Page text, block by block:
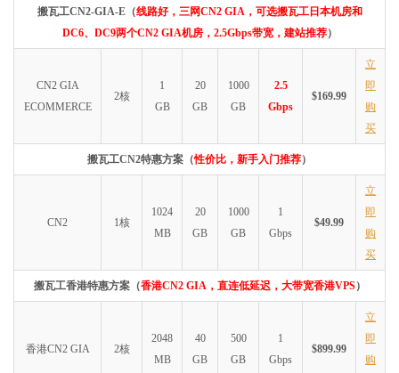
搬瓦工CN2-GIA-E（线路好，三网CN2 GIA，可选搬瓦工日本机房和
DC6、DC9两个CN2 GIA机房，2.5Gbps带宽，建站推荐）
CN2 GIA
ECOMMERCE
2核
1
GB
20
GB
1000
GB
2.5
Gbps
$169.99
立
即
购
买
搬瓦工CN2特惠方案（性价比，新手入门推荐）
CN2 1核
1024
MB
20
GB
1000
GB
1
Gbps
$49.99
立
即
购
买
搬瓦工香港特惠方案（香港CN2 GIA，直连低延迟，大带宽香港VPS）
香港CN2 GIA 2核
2048
MB
40
GB
500
GB
1
Gbps
$899.99
立
即
购